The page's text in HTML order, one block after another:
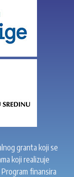
granta koji se
koji realizuje
finansira